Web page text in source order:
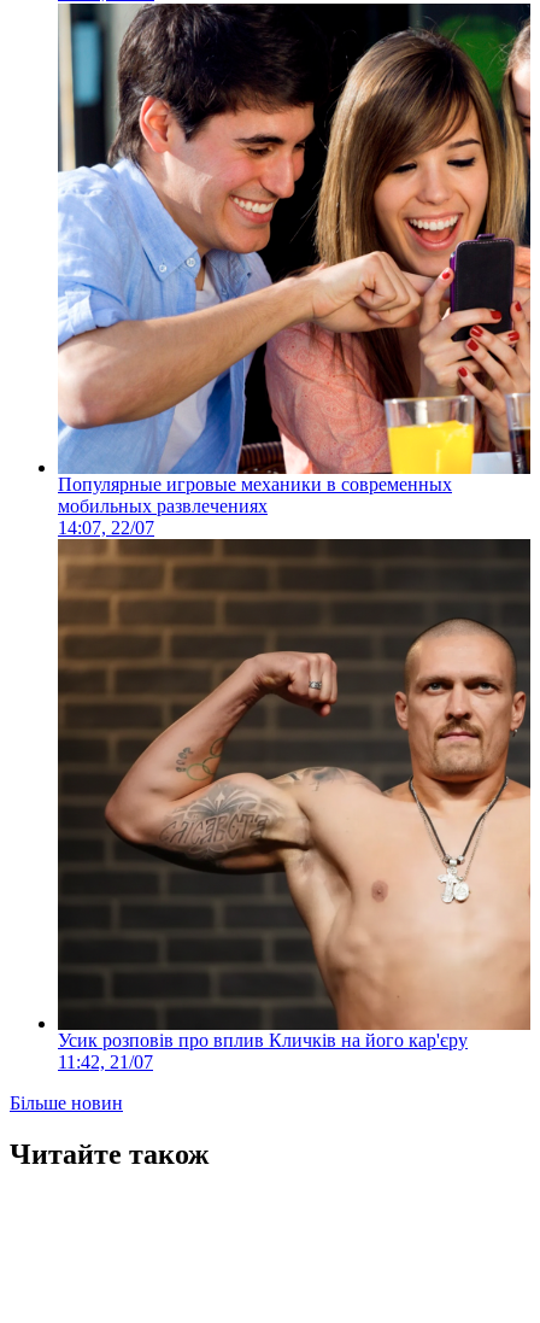
Популярные игровые механики в современных
мобильных развлечениях
14:07, 22/07
Усик розповів про вплив Кличків на його кар'єру
11:42, 21/07
Більше новин
Читайте також